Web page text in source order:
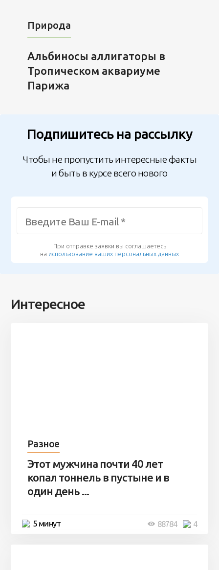
Природа
Альбиносы аллигаторы в
Тропическом аквариуме
Парижа
Подпишитесь на рассылку
Чтобы не пропустить интересные факты
и быть в курсе всего нового
При отправке заявки вы соглашаетесь
на использование ваших персональных данных
Интересное
Разное
Этот мужчина почти 40 лет
копал тоннель в пустыне и в
один день ...
5 минут 4
88784